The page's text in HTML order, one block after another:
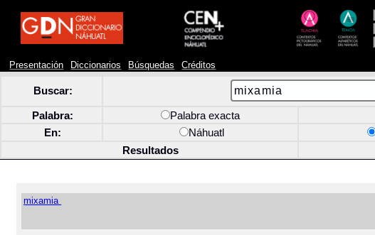
Presentación Diccionarios Búsquedas Créditos
Buscar:
Palabra: Palabra exacta
En:
Náhuatl
Resultados
mixamia